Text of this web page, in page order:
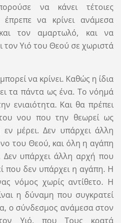
να κάνει τέτοιες
έπρεπε να κρίνει ανάμεσα
τον αμαρτωλό, και να
τον Υιό του Θεού σε χωριστά
να κρίνει. Καθώς η ίδια
τα πάντα ως ένα. Το νόημά
ενιαιότητα. Και θα πρέπει
νου που την θεωρεί ως
εν μέρει. Δεν υπάρχει άλλη
του Θεού, και όλη η αγάπη
Δεν υπάρχει άλλη αρχή που
που δεν υπάρχει η αγάπη. Η
νόμος χωρίς αντίθετο. Η
η δύναμη που συγκρατεί
ο σύνδεσμος ανάμεσα στον
Υιό, που Τους κρατά